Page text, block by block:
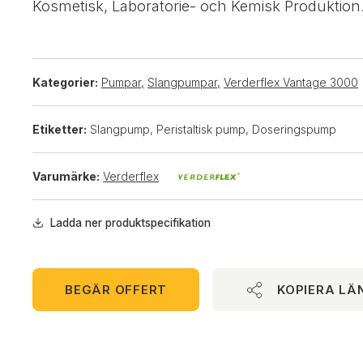
Kosmetisk, Laboratorie- och Kemisk
Kategorier: Pumpar, Slangpumpar, Verderflex Vantage 3000
Etiketter: Slangpump, Peristaltisk pump, Doseringspump
Varumärke: Verderflex
Ladda ner produktspecifikation
BEGÄR OFFERT KOPIERA